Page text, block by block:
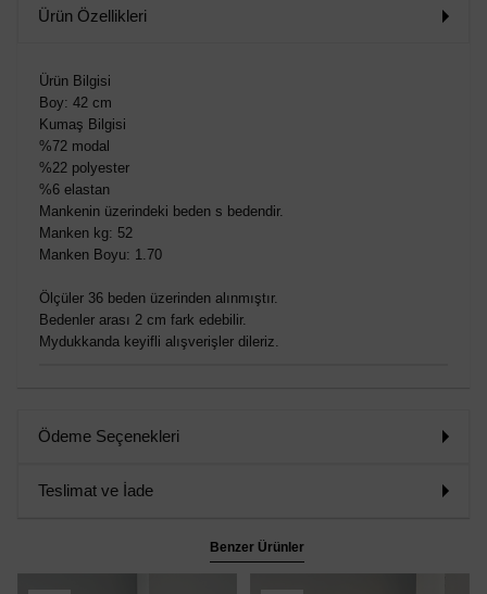
Ürün Özellikleri
Ürün Bilgisi
Boy: 42 cm
Kumaş Bilgisi
%72 modal
%22 polyester
%6 elastan
Mankenin üzerindeki beden s bedendir.
Manken kg: 52
Manken Boyu: 1.70
Ölçüler 36 beden üzerinden alınmıştır.
Bedenler arası 2 cm fark edebilir.
Mydukkanda keyifli alışverişler dileriz.
Ödeme Seçenekleri
Teslimat ve İade
Benzer Ürünler